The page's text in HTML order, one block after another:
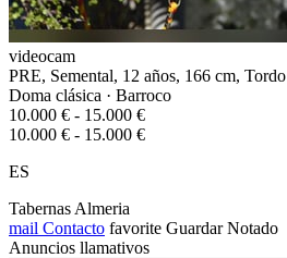
videocam
PRE, Semental, 12 años, 166 cm, Tordo
Doma clásica · Barroco
10.000 € - 15.000 €
10.000 € - 15.000 €
ES
Tabernas Almeria
mail Contacto favorite Guardar Notado
Anuncios llamativos